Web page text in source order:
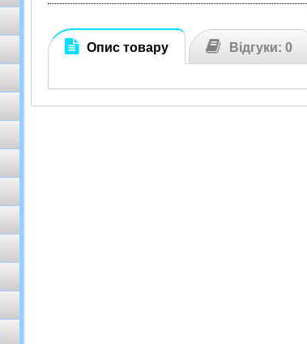
Опис товару Відгуки: 0